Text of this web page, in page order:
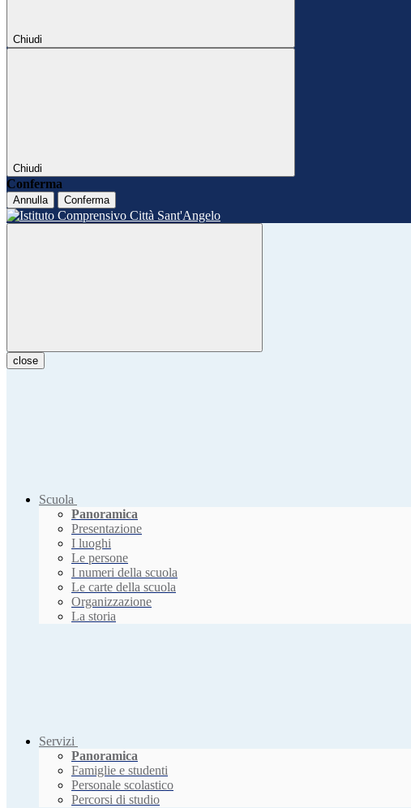
Chiudi
Chiudi
Conferma
Annulla Conferma
close
Scuola
Panoramica
Presentazione
I luoghi
Le persone
I numeri della scuola
Le carte della scuola
Organizzazione
La storia
Servizi
Panoramica
Famiglie e studenti
Personale scolastico
Percorsi di studio